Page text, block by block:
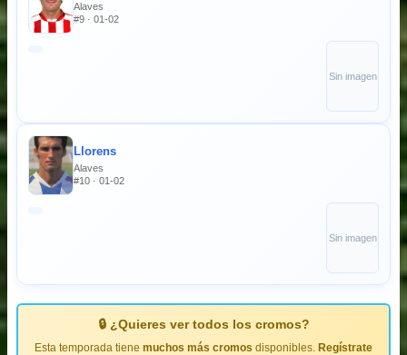
Alaves
#9 · 01-02
Sin imagen
Llorens
Alaves
#10 · 01-02
Sin imagen
🔒 ¿Quieres ver todos los cromos?
Esta temporada tiene muchos más cromos disponibles. Regístrate